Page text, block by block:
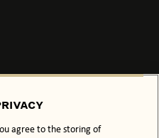
POLITIQUE RELATIVE AUX COOKIES
agree to the storing of